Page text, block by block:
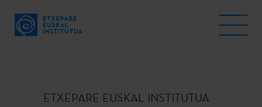
ETXEPARE EUSKAL INSTITUTUA